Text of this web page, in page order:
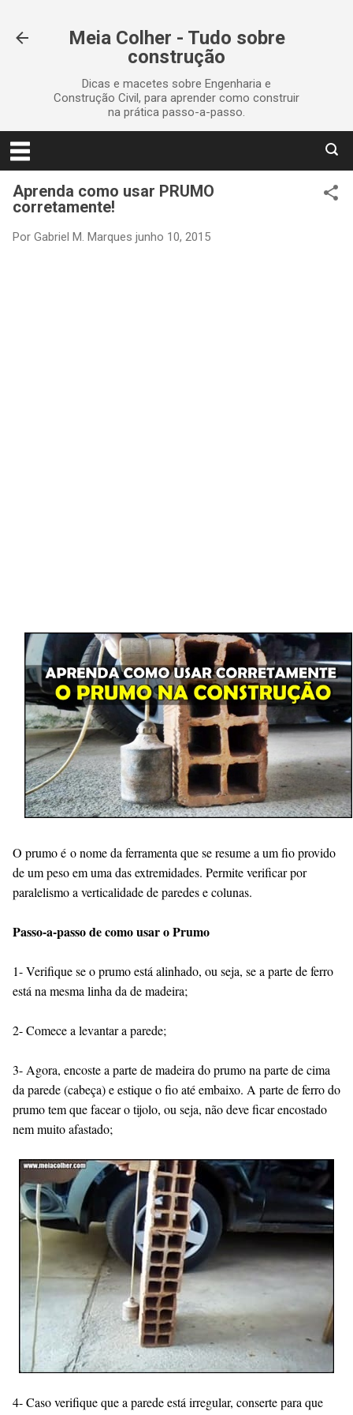
Meia Colher - Tudo sobre
construção
Dicas e macetes sobre Engenharia e
Construção Civil, para aprender como construir
na prática passo-a-passo.
Aprenda como usar PRUMO
corretamente!
Por Gabriel M. Marques junho 10, 2015
O prumo é o nome da ferramenta que se resume a um fio provido
de um peso em uma das extremidades. Permite verificar por
paralelismo a verticalidade de paredes e colunas.
Passo-a-passo de como usar o Prumo
1- Verifique se o prumo está alinhado, ou seja, se a parte de ferro
está na mesma linha da de madeira;
2- Comece a levantar a parede;
3- Agora, encoste a parte de madeira do prumo na parte de cima
da parede (cabeça) e estique o fio até embaixo. A parte de ferro do
prumo tem que facear o tijolo, ou seja, não deve ficar encostado
nem muito afastado;
4- Caso verifique que a parede está irregular, conserte para que